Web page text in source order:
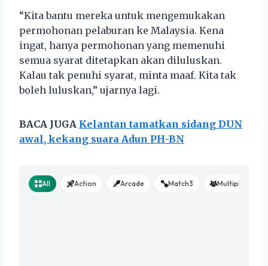
“Kita bantu mereka untuk mengemukakan
permohonan pelaburan ke Malaysia. Kena
ingat, hanya permohonan yang memenuhi
semua syarat ditetapkan akan diluluskan.
Kalau tak penuhi syarat, minta maaf. Kita tak
boleh luluskan,” ujarnya lagi.
BACA JUGA Kelantan tamatkan sidang DUN
awal, kekang suara Adun PH-BN